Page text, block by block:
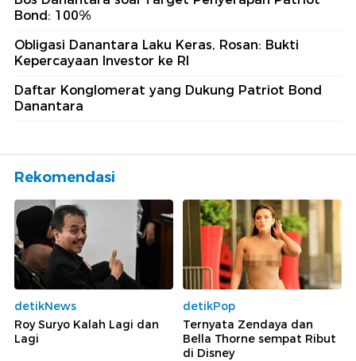
Bond: 100%
Obligasi Danantara Laku Keras, Rosan: Bukti
Kepercayaan Investor ke RI
Daftar Konglomerat yang Dukung Patriot Bond
Danantara
Rekomendasi
detikNews
Roy Suryo Kalah Lagi dan
Lagi
detikPop
Ternyata Zendaya dan
Bella Thorne sempat Ribut
di Disney